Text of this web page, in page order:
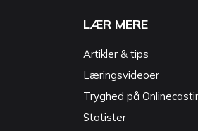
LÆR MERE
Artikler & tips
Læringsvideoer
Tryghed på
Statister